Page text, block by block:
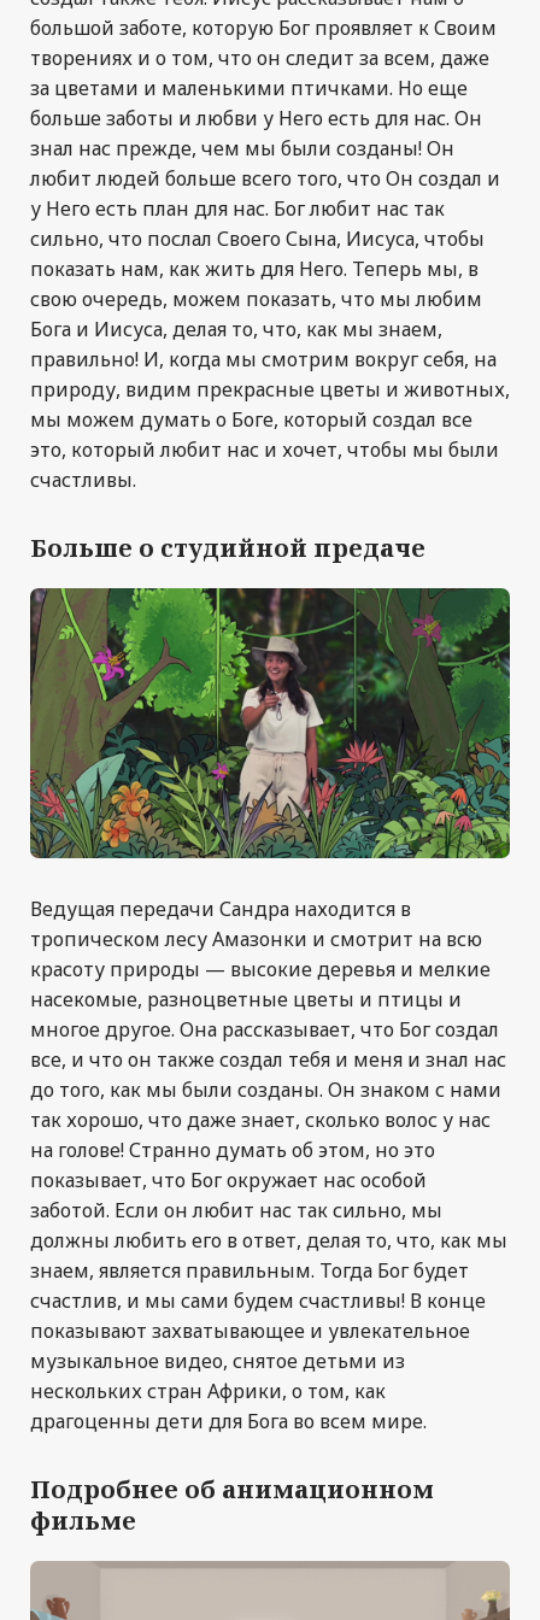
большой заботе, которую Бог проявляет к Своим
творениях и о том, что он следит за всем, даже
за цветами и маленькими птичками. Но еще
больше заботы и любви у Него есть для нас. Он
знал нас прежде, чем мы были созданы! Он
любит людей больше всего того, что Он создал и
у Него есть план для нас. Бог любит нас так
сильно, что послал Своего Сына, Иисуса, чтобы
показать нам, как жить для Него. Теперь мы, в
свою очередь, можем показать, что мы любим
Бога и Иисуса, делая то, что, как мы знаем,
правильно! И, когда мы смотрим вокруг себя, на
природу, видим прекрасные цветы и животных,
мы можем думать о Боге, который создал все
это, который любит нас и хочет, чтобы мы были
счастливы.
Больше о студийной предаче
Ведущая передачи Сандра находится в
тропическом лесу Амазонки и смотрит на всю
красоту природы — высокие деревья и мелкие
насекомые, разноцветные цветы и птицы и
многое другое. Она рассказывает, что Бог создал
все, и что он также создал тебя и меня и знал нас
до того, как мы были созданы. Он знаком с нами
так хорошо, что даже знает, сколько волос у нас
на голове! Странно думать об этом, но это
показывает, что Бог окружает нас особой
заботой. Если он любит нас так сильно, мы
должны любить его в ответ, делая то, что, как мы
знаем, является правильным. Тогда Бог будет
счастлив, и мы сами будем счастливы! В конце
показывают захватывающее и увлекательное
музыкальное видео, снятое детьми из
нескольких стран Африки, о том, как
драгоценны дети для Бога во всем мире.
Подробнее об анимационном
фильме